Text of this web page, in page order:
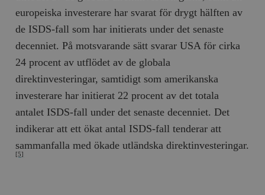
europeiska investerare har svarat för drygt hälften av
de ISDS-fall som har initierats under det senaste
decenniet. På motsvarande sätt svarar USA för cirka
24 procent av utflödet av de globala
direktinvesteringar, samtidigt som amerikanska
investerare har initierat 22 procent av det totala
antalet ISDS-fall under det senaste decenniet. Det
indikerar att ett ökat antal ISDS-fall tenderar att
sammanfalla med ökade utländska direktinvesteringar.
[5]